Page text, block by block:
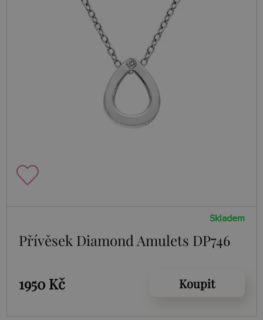
Skladem
Přívěsek Diamond Amulets DP746
1950 Kč Koupit